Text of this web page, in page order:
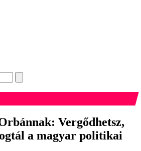
Vergődhetsz,
a magyar politikai